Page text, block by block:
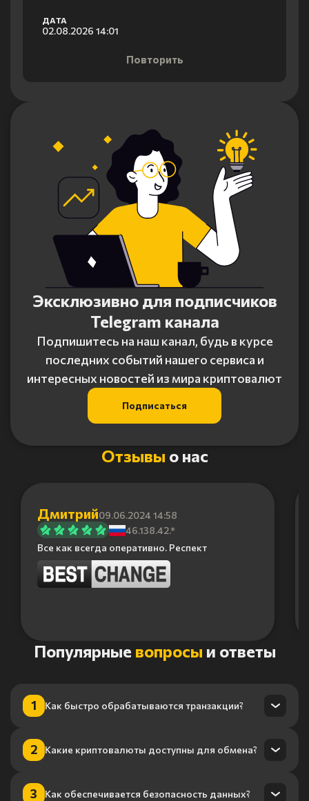
ДАТА
02.08.2026 14:01
Повторить
Эксклюзивно для подписчиков
Telegram канала
Подпишитесь на наш канал, будь в курсе
последних событий нашего сервиса и
интересных новостей из мира криптовалют
Подписаться
Отзывы о нас
Дмитрий09.06.2024 14:58
46.138.42.*
Все как всегда оперативно. Респект
Популярные вопросы и ответы
1 Как быстро обрабатываются транзакции?
Транзакции обрабатываются в течение нескольких минут
благодаря нашему высокопроизводительному
2 Какие криптовалюты доступны для обмена?
Мы поддерживаем более 100 криптовалют, включая
3 Как обеспечивается безопасность данных?